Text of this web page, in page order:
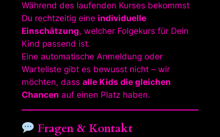
Während des laufenden Kurses bekommst
Du rechtzeitig eine individuelle
Einschätzung, welcher Folgekurs für Dein
Kind passend ist.
Eine automatische Anmeldung oder
Warteliste gibt es bewusst nicht – wir
möchten, dass alle Kids die gleichen
Chancen auf einen Platz haben.
Fragen & Kontakt